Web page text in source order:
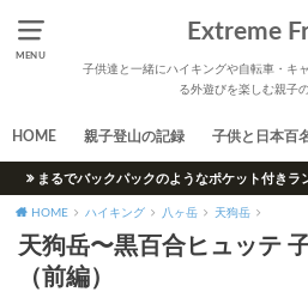
MENU
Extreme
子供達と一緒にハイキングや自転車・キ
る外遊びを楽しむ親子
HOME 親子登山の記録 子供と日本百
まるでバックパックのようなポケット付きラ
HOME ハイキング 八ヶ岳 天狗岳
天狗岳〜黒百合ヒュッテ
（前編）